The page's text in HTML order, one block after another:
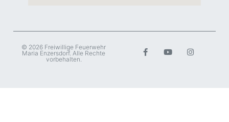
© 2026 Freiwillige Feuerwehr
Maria Enzersdorf. Alle Rechte
vorbehalten.